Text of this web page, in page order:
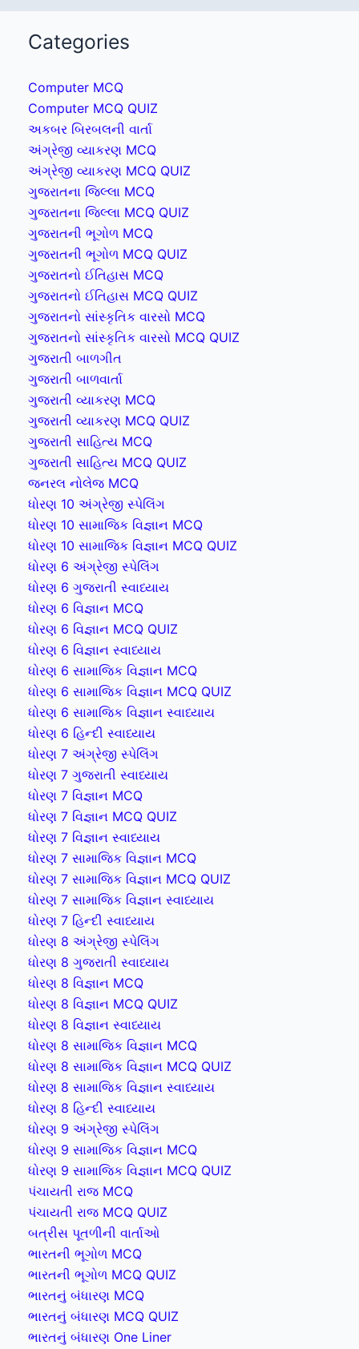
Categories
Computer MCQ
Computer MCQ QUIZ
અકબર બિરબલની વાર્તા
અંગ્રેજી વ્યાકરણ MCQ
અંગ્રેજી વ્યાકરણ MCQ QUIZ
ગુજરાતના જિલ્લા MCQ
ગુજરાતના જિલ્લા MCQ QUIZ
ગુજરાતની ભૂગોળ MCQ
ગુજરાતની ભૂગોળ MCQ QUIZ
ગુજરાતનો ઈતિહાસ MCQ
ગુજરાતનો ઈતિહાસ MCQ QUIZ
ગુજરાતનો સાંસ્કૃતિક વારસો MCQ
ગુજરાતનો સાંસ્કૃતિક વારસો MCQ QUIZ
ગુજરાતી બાળગીત
ગુજરાતી બાળવાર્તા
ગુજરાતી વ્યાકરણ MCQ
ગુજરાતી વ્યાકરણ MCQ QUIZ
ગુજરાતી સાહિત્ય MCQ
ગુજરાતી સાહિત્ય MCQ QUIZ
જનરલ નોલેજ MCQ
ધોરણ 10 અંગ્રેજી સ્પેલિંગ
ધોરણ 10 સામાજિક વિજ્ઞાન MCQ
ધોરણ 10 સામાજિક વિજ્ઞાન MCQ QUIZ
ધોરણ 6 અંગ્રેજી સ્પેલિંગ
ધોરણ 6 ગુજરાતી સ્વાધ્યાય
ધોરણ 6 વિજ્ઞાન MCQ
ધોરણ 6 વિજ્ઞાન MCQ QUIZ
ધોરણ 6 વિજ્ઞાન સ્વાધ્યાય
ધોરણ 6 સામાજિક વિજ્ઞાન MCQ
ધોરણ 6 સામાજિક વિજ્ઞાન MCQ QUIZ
ધોરણ 6 સામાજિક વિજ્ઞાન સ્વાધ્યાય
ધોરણ 6 હિન્દી સ્વાધ્યાય
ધોરણ 7 અંગ્રેજી સ્પેલિંગ
ધોરણ 7 ગુજરાતી સ્વાધ્યાય
ધોરણ 7 વિજ્ઞાન MCQ
ધોરણ 7 વિજ્ઞાન MCQ QUIZ
ધોરણ 7 વિજ્ઞાન સ્વાધ્યાય
ધોરણ 7 સામાજિક વિજ્ઞાન MCQ
ધોરણ 7 સામાજિક વિજ્ઞાન MCQ QUIZ
ધોરણ 7 સામાજિક વિજ્ઞાન સ્વાધ્યાય
ધોરણ 7 હિન્દી સ્વાધ્યાય
ધોરણ 8 અંગ્રેજી સ્પેલિંગ
ધોરણ 8 ગુજરાતી સ્વાધ્યાય
ધોરણ 8 વિજ્ઞાન MCQ
ધોરણ 8 વિજ્ઞાન MCQ QUIZ
ધોરણ 8 વિજ્ઞાન સ્વાધ્યાય
ધોરણ 8 સામાજિક વિજ્ઞાન MCQ
ધોરણ 8 સામાજિક વિજ્ઞાન MCQ QUIZ
ધોરણ 8 સામાજિક વિજ્ઞાન સ્વાધ્યાય
ધોરણ 8 હિન્દી સ્વાધ્યાય
ધોરણ 9 અંગ્રેજી સ્પેલિંગ
ધોરણ 9 સામાજિક વિજ્ઞાન MCQ
ધોરણ 9 સામાજિક વિજ્ઞાન MCQ QUIZ
પંચાયતી રાજ MCQ
પંચાયતી રાજ MCQ QUIZ
બત્રીસ પૂતળીની વાર્તાઓ
ભારતની ભૂગોળ MCQ
ભારતની ભૂગોળ MCQ QUIZ
ભારતનું બંધારણ MCQ
ભારતનું બંધારણ MCQ QUIZ
ભારતનું બંધારણ One Liner